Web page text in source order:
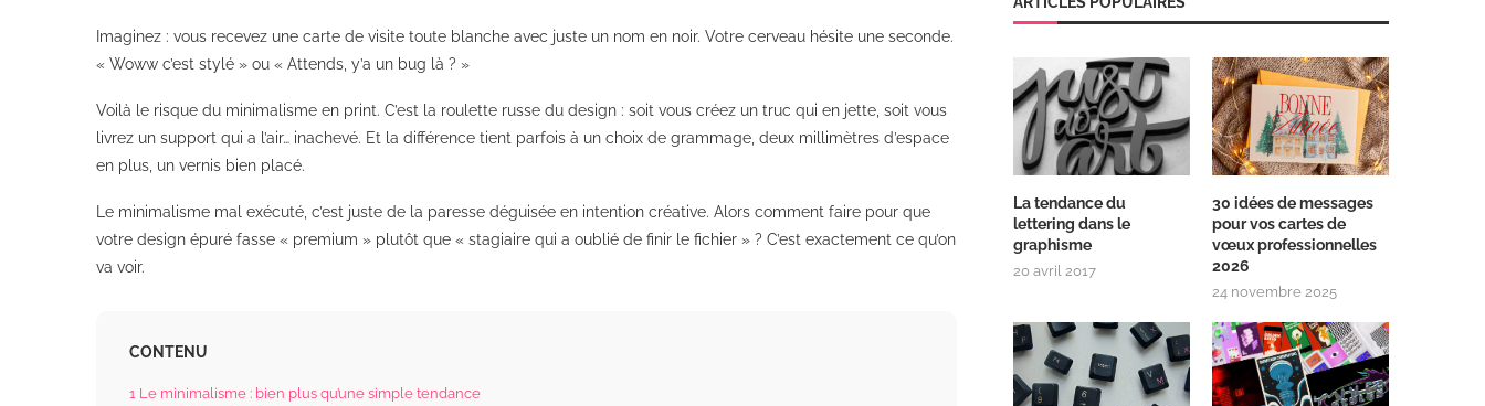
Imaginez : vous recevez une carte de visite toute blanche avec juste un nom en noir. Votre cerveau hésite une seconde.
« Woww c’est stylé » ou « Attends, y’a un bug là ? »
Voilà le risque du minimalisme en print. C’est la roulette russe du design : soit vous créez un truc qui en jette, soit vous
livrez un support qui a l’air… inachevé. Et la différence tient parfois à un choix de grammage, deux millimètres d’espace
en plus, un vernis bien placé.
Le minimalisme mal exécuté, c’est juste de la paresse déguisée en intention créative. Alors comment faire pour que
votre design épuré fasse « premium » plutôt que « stagiaire qui a oublié de finir le fichier » ? C’est exactement ce qu’on
va voir.
CONTENU
1 Le minimalisme : bien plus qu’une simple tendance
La tendance du
lettering dans le
graphisme
20 avril 2017
30 idées de messages
pour vos cartes de
vœux professionnelles
2026
24 novembre 2025